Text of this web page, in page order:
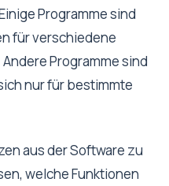
Programme sind
für verschiedene
Programme sind
nur für bestimmte
aus der Software zu
welche Funktionen